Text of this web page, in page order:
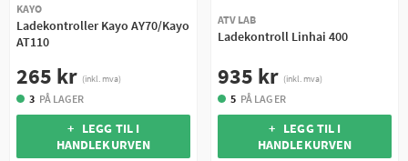
KAYO
Ladekontroller Kayo AY70/Kayo
AT110
265 kr (inkl. mva)
3 PÅ LAGER
+ LEGG TIL I
HANDLEKURVEN
ATV LAB
Ladekontroll Linhai 400
935 kr (inkl. mva)
5 PÅ LAGER
+ LEGG TIL I
HANDLEKURVEN